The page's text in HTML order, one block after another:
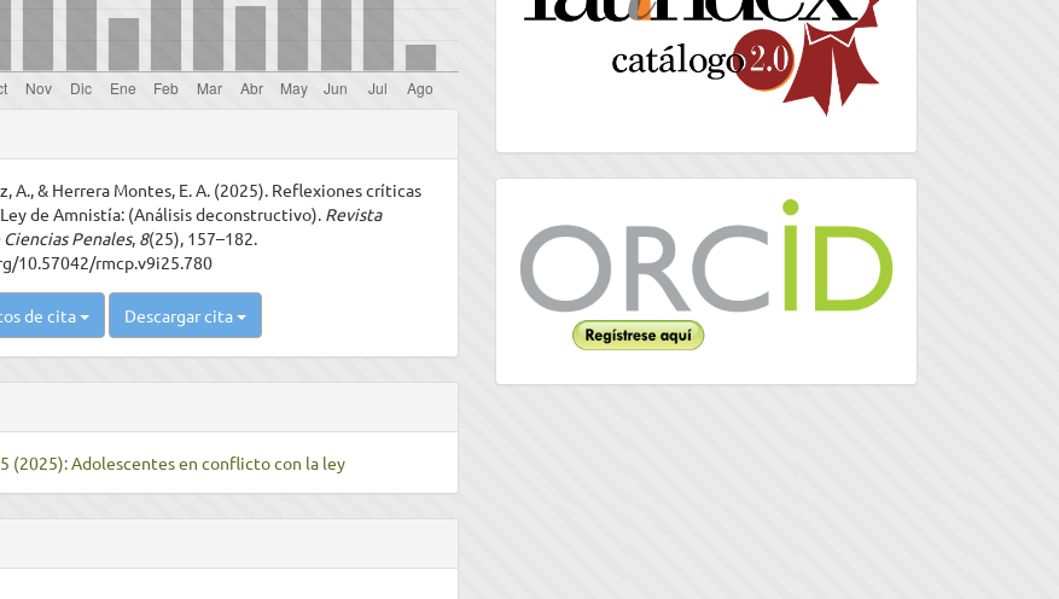
A., & Herrera Montes, E. A. (2025). Reflexiones críticas
de Amnistía: (Análisis deconstructivo). Revista
Penales, 8(25), 157–182.
10.57042/rmcp.v9i25.780
de cita Descargar cita
(2025): Adolescentes en conflicto con la ley